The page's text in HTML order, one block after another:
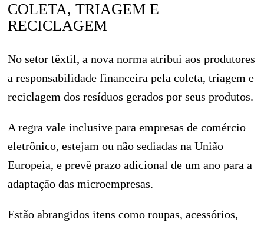
COLETA, TRIAGEM E
RECICLAGEM
No setor têxtil, a nova norma atribui aos produtores
a responsabilidade financeira pela coleta, triagem e
reciclagem dos resíduos gerados por seus produtos.
A regra vale inclusive para empresas de comércio
eletrônico, estejam ou não sediadas na União
Europeia, e prevê prazo adicional de um ano para a
adaptação das microempresas.
Estão abrangidos itens como roupas, acessórios,